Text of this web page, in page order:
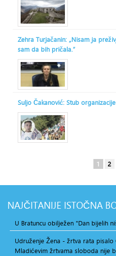
Zehra Turjačanin: „Nisam ja
sam da bih pričala.“
Suljo Čakanović: Stub
1 2
NAJČITANIJE ISTOČNA
U Bratuncu obilježen "Dan bijelih
Udruženje Žena - žrtva rata pisalo
Mladićevim žrtvama sloboda nije